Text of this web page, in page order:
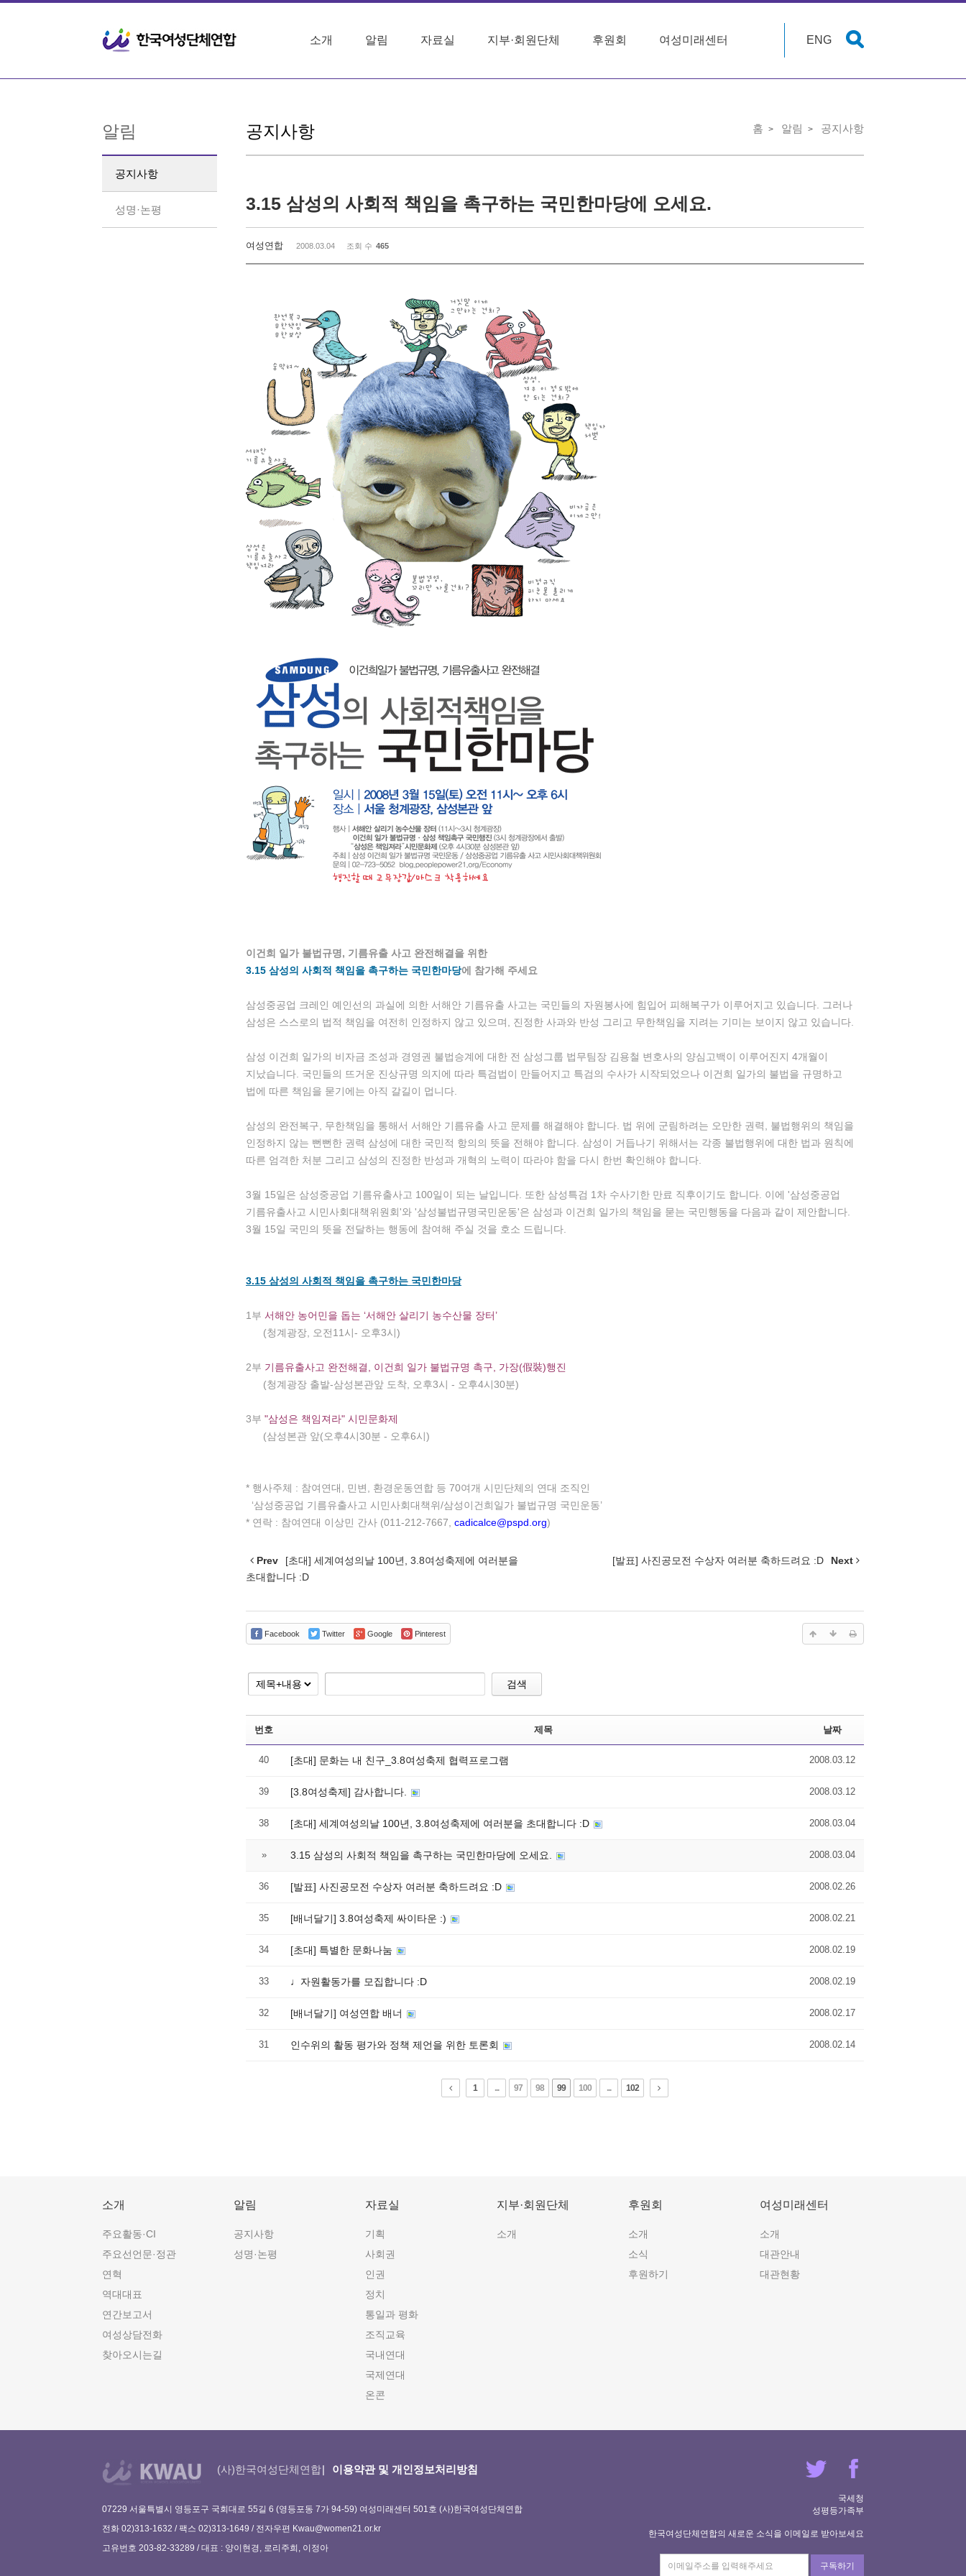
소개 알림 자료실 지부·회원단체 후원회 여성미래센터 ENG
알림
공지사항
성명·논평
공지사항 홈 알림 공지사항
3.15 삼성의 사회적 책임을 촉구하는 국민한마당에 오세요.
여성연합 2008.03.04 조회 수 465
이건희 일가 불법규명, 기름유출 사고 완전해결을 위한
3.15 삼성의 사회적 책임을 촉구하는 국민한마당에 참가해 주세요
삼성중공업 크레인 예인선의 과실에 의한 서해안 기름유출 사고는 국민들의 자원봉사에 힘입어 피해복구가 이루어지고 있습니다. 그러나
삼성은 스스로의 법적 책임을 여전히 인정하지 않고 있으며, 진정한 사과와 반성 그리고 무한책임을 지려는 기미는 보이지 않고 있습니다.
삼성 이건희 일가의 비자금 조성과 경영권 불법승계에 대한 전 삼성그룹 법무팀장 김용철 변호사의 양심고백이 이루어진지 4개월이
지났습니다. 국민들의 뜨거운 진상규명 의지에 따라 특검법이 만들어지고 특검의 수사가 시작되었으나 이건희 일가의 불법을 규명하고
법에 따른 책임을 묻기에는 아직 갈길이 멉니다.
삼성의 완전복구, 무한책임을 통해서 서해안 기름유출 사고 문제를 해결해야 합니다. 법 위에 군림하려는 오만한 권력, 불법행위의 책임을
인정하지 않는 뻔뻔한 권력 삼성에 대한 국민적 항의의 뜻을 전해야 합니다. 삼성이 거듭나기 위해서는 각종 불법행위에 대한 법과 원칙에
따른 엄격한 처분 그리고 삼성의 진정한 반성과 개혁의 노력이 따라야 함을 다시 한번 확인해야 합니다.
3월 15일은 삼성중공업 기름유출사고 100일이 되는 날입니다. 또한 삼성특검 1차 수사기한 만료 직후이기도 합니다. 이에 '삼성중공업
기름유출사고 시민사회대책위원회'와 '삼성불법규명국민운동'은 삼성과 이건희 일가의 책임을 묻는 국민행동을 다음과 같이 제안합니다.
3월 15일 국민의 뜻을 전달하는 행동에 참여해 주실 것을 호소 드립니다.
3.15 삼성의 사회적 책임을 촉구하는 국민한마당
1부 서해안 농어민을 돕는 ‘서해안 살리기 농수산물 장터’
(청계광장, 오전11시- 오후3시)
2부 기름유출사고 완전해결, 이건희 일가 불법규명 촉구, 가장(假裝)행진
(청계광장 출발-삼성본관앞 도착, 오후3시 - 오후4시30분)
3부 "삼성은 책임져라" 시민문화제
(삼성본관 앞(오후4시30분 - 오후6시)
* 행사주체 : 참여연대, 민변, 환경운동연합 등 70여개 시민단체의 연대 조직인
‘삼성중공업 기름유출사고 시민사회대책위/삼성이건희일가 불법규명 국민운동’
* 연락 : 참여연대 이상민 간사 (011-212-7667, cadicalce@pspd.org)
Prev
[초대] 세계여성의날 100년, 3.8여성축제에 여러분을
초대합니다 :D
[발표] 사진공모전 수상자 여러분 축하드려요 :D Next
Facebook Twitter Google Pinterest
검색
번호 제목 날짜
40 [초대] 문화는 내 친구_3.8여성축제 협력프로그램 2008.03.12
39 [3.8여성축제] 감사합니다. 2008.03.12
38 [초대] 세계여성의날 100년, 3.8여성축제에 여러분을 초대합니다 :D 2008.03.04
» 3.15 삼성의 사회적 책임을 촉구하는 국민한마당에 오세요. 2008.03.04
36 [발표] 사진공모전 수상자 여러분 축하드려요 :D 2008.02.26
35 [배너달기] 3.8여성축제 싸이타운 :) 2008.02.21
34 [초대] 특별한 문화나눔 2008.02.19
33 ♩자원활동가를 모집합니다 :D 2008.02.19
32 [배너달기] 여성연합 배너 2008.02.17
31 인수위의 활동 평가와 정책 제언을 위한 토론회 2008.02.14
1 ... 97 98 99 100 ... 102
소개
주요활동·CI
주요선언문·정관
연혁
역대대표
연간보고서
여성상담전화
찾아오시는길
알림
공지사항
성명·논평
자료실
기획
사회권
인권
정치
통일과 평화
조직교육
국내연대
국제연대
온콘
지부·회원단체
소개
후원회
소개
소식
후원하기
여성미래센터
소개
대관안내
대관현황
(사)한국여성단체연합 이용약관 및 개인정보처리방침
07229 서울특별시 영등포구 국회대로 55길 6 (영등포동 7가 94-59) 여성미래센터 501호 (사)한국여성단체연합
전화 02)313-1632 / 팩스 02)313-1649 / 전자우편 Kwau@women21.or.kr
고유번호 203-82-33289 / 대표 : 양이현경, 로리주희, 이정아
국세청
성평등가족부
한국여성단체연합의 새로운 소식을 이메일로 받아보세요
구독하기